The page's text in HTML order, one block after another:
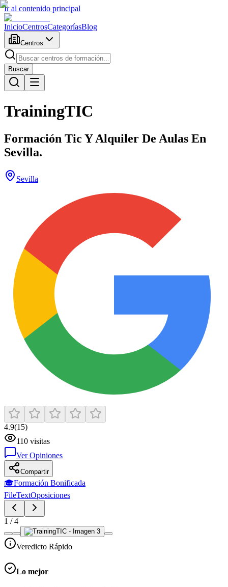
Ir al contenido principal
InicioCentrosCategoríasBlog
Centros
Buscar
TrainingTIC
Formación Tic Y Alquiler De Aulas En
Sevilla.
Sevilla
4.9(15)
110 visitas
Ver Opiniones
Compartir
🎓Formación Bonificada
FileTextOposiciones
1 /4
Veredicto Rápido
Lo mejor